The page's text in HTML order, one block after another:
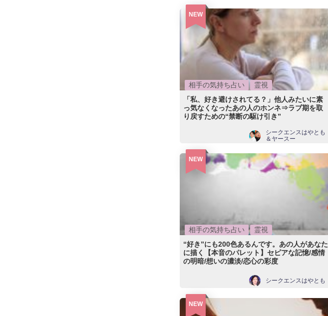
NEW
相手の気持ち占い
霊視
「私、好き避けされてる？」他人みたいに素
っ気なくなったあの人のホンネ⇒ラブ期を取
り戻すための“禁断の駆け引き”
シークエンスはやとも
＆ヤースー
NEW
相手の気持ち占い
霊視
“好き”にも200色あるんです。あの人があなた
に描く【本音のパレット】セピアな記憶/感情
の明暗/想いの濃淡/恋心の彩度
シークエンスはやとも
NEW